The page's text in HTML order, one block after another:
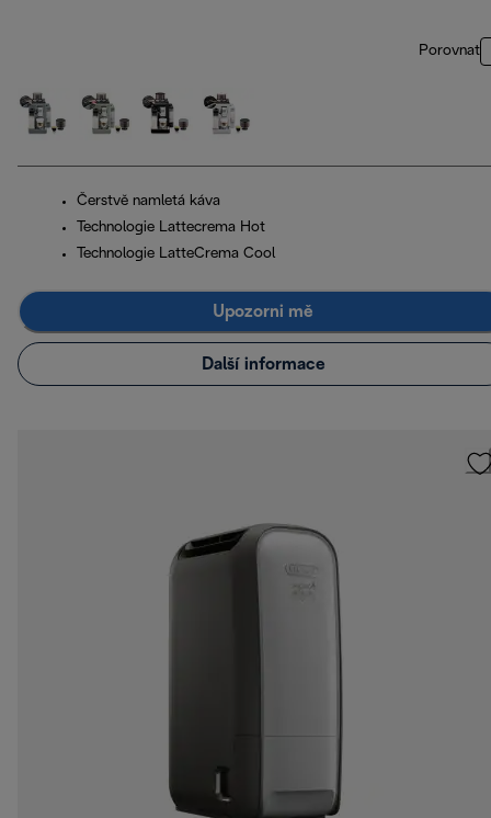
Porovnat
Čerstvě namletá káva
Technologie Lattecrema Hot
Technologie LatteCrema Cool
Upozorni mě
Další informace